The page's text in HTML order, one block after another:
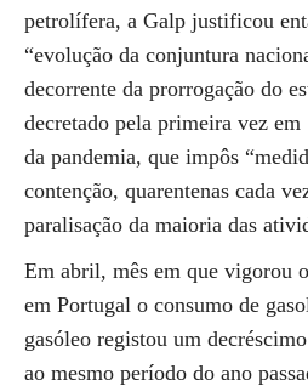
petrolífera, a Galp justificou
“evolução da conjuntura
decorrente da prorrogação do
decretado pela primeira vez
da pandemia, que impôs
contenção, quarentenas cada
paralisação da maioria das
Em abril, mês em que vigorou
em Portugal o consumo de
gasóleo registou um
ao mesmo período do ano